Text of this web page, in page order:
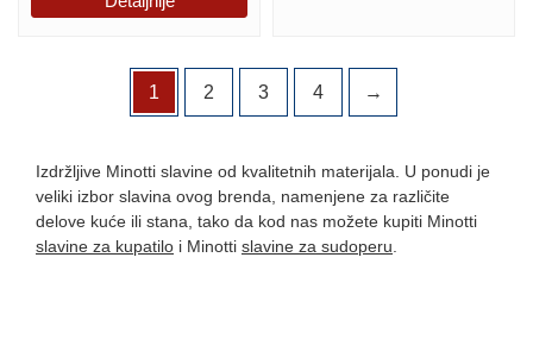
1 2 3 4 →
Izdržljive Minotti slavine od kvalitetnih materijala. U ponudi je
veliki izbor slavina ovog brenda, namenjene za različite
delove kuće ili stana, tako da kod nas možete kupiti Minotti
slavine za kupatilo i Minotti slavine za sudoperu